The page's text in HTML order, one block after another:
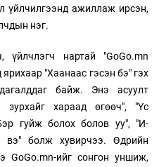
үйлчилгээнд ажиллаж ирсэн,
нэг.
нартай "GoGo.mn
"Хаанаас гэсэн бэ" гэх
байж. Энэ асуулт
хараад өгөөч", "Үс
гуйж болох болов уу", "И-
вэ" болж хувирчээ. Өдрийн
GoGo.mn-ийг сонгон уншиж,